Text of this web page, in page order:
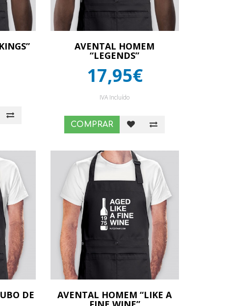
AVENTAL HOMEM
“LEGENDS”
17,95€
IVA Incluído
COMPRAR
DE AVENTAL HOMEM “LIKE A